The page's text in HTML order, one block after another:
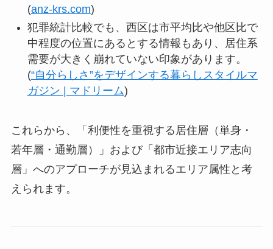
(anz-krs.com)
犯罪統計比較でも、西区は市平均比や他区比で
中程度の位置にあるとする情報もあり、居住系
需要が大きく崩れていない印象があります。
(“自分らしさ”をデザインする暮らしスタイルマ
ガジン | マドリーム)
これらから、「利便性を重視する居住層（単身・
若年層・通勤層）」および「都市近接エリア志向
層」へのアプローチが見込まれるエリア属性と考
えられます。